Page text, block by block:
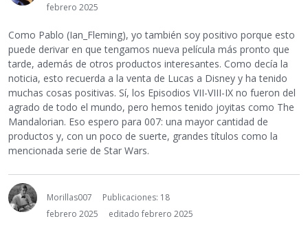
febrero 2025
Como Pablo (Ian_Fleming), yo también soy positivo porque esto
puede derivar en que tengamos nueva película más pronto que
tarde, además de otros productos interesantes. Como decía la
noticia, esto recuerda a la venta de Lucas a Disney y ha tenido
muchas cosas positivas. Sí, los Episodios VII-VIII-IX no fueron del
agrado de todo el mundo, pero hemos tenido joyitas como The
Mandalorian. Eso espero para 007: una mayor cantidad de
productos y, con un poco de suerte, grandes títulos como la
mencionada serie de Star Wars.
Morillas007
Publicaciones: 18
febrero 2025
editado febrero 2025